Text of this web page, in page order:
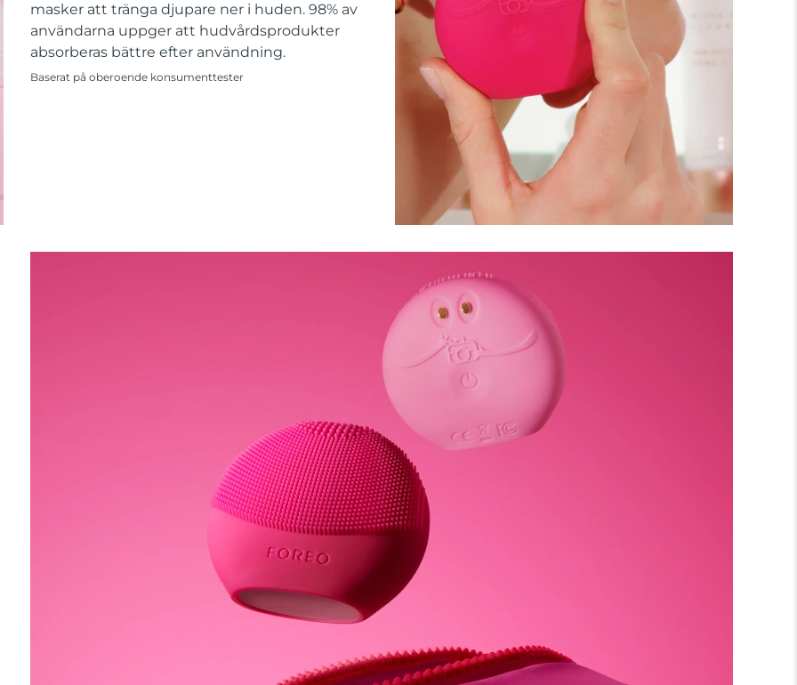
masker att tränga djupare ner i huden. 98% av
användarna uppger att hudvårdsprodukter
absorberas bättre efter användning.
Baserat på oberoende konsumenttester